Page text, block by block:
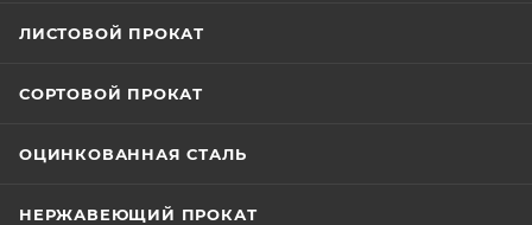
ЛИСТОВОЙ ПРОКАТ
СОРТОВОЙ ПРОКАТ
ОЦИНКОВАННАЯ СТАЛЬ
НЕРЖАВЕЮЩИЙ ПРОКАТ